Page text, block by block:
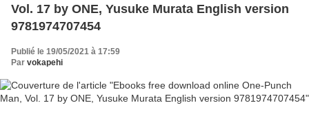
Vol. 17 by ONE, Yusuke Murata English version
9781974707454
Publié le 19/05/2021 à 17:59
Par vokapehi